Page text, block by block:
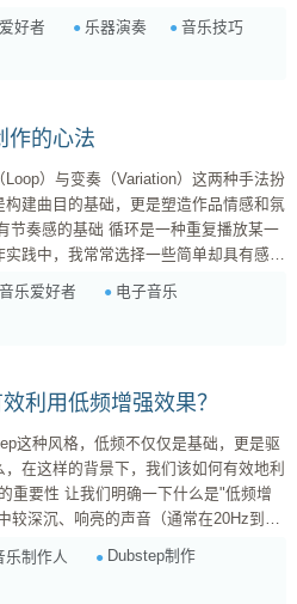
、鼓手、键盘手还是贝斯手，都需要掌
好者 乐器演奏
音乐技巧
作的心法
）与变奏（Variation）这两种手法扮
建曲目的基础，更是塑造作品情感和氛
践中，我常常选择一些简单却具有感染
定且引人入胜的核心，让听众容易跟随
乐爱好者
电子音乐
利用低频增强效果？
这种风格，低频不仅仅是基础，更是驱
在这样的背景下，我们该如何有效地利
较深沉、响亮的声音（通常在20Hz到
能让听众产生震撼感，还能为歌曲增添
曲子里，合成器、贝斯和鼓点都需
用合适的软件工具 你
乐制作人
Dubstep制作